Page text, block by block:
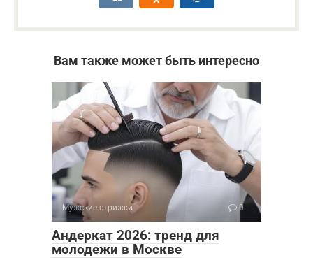
Вам также может быть интересно
Мужские стрижки 0
Андеркат 2026: тренд для
молодежи в Москве